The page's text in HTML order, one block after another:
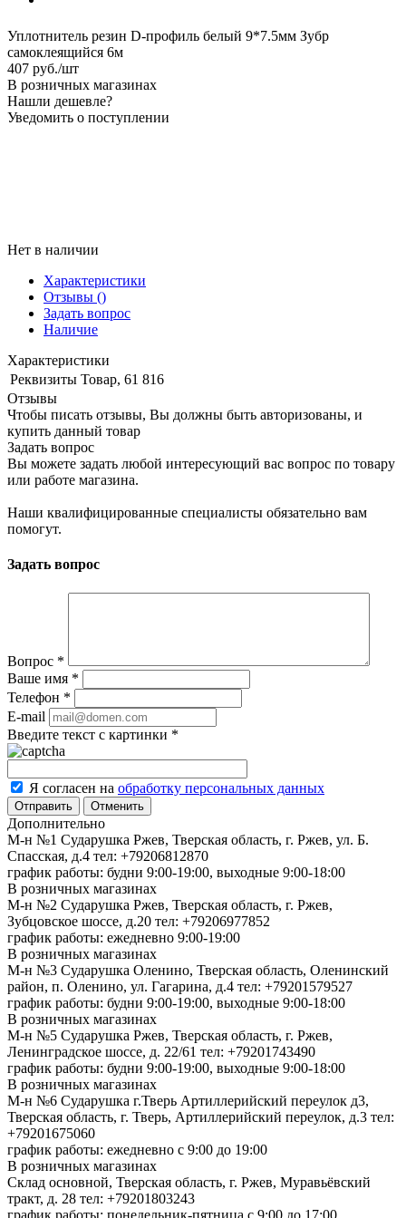
Уплотнитель резин D-профиль белый 9*7.5мм Зубр
самоклеящийся 6м
407 руб./шт
В розничных магазинах
Нашли дешевле?
Уведомить о поступлении
Нет в наличии
Характеристики
Отзывы ()
Задать вопрос
Наличие
Характеристики
Реквизиты Товар, 61 816
Отзывы
Чтобы писать отзывы, Вы должны быть авторизованы, и
купить данный товар
Задать вопрос
Вы можете задать любой интересующий вас вопрос по товару
или работе магазина.
Наши квалифицированные специалисты обязательно вам
помогут.
Задать вопрос
Вопрос *
Ваше имя *
Телефон *
E-mail
Введите текст с картинки *
Я согласен на обработку персональных данных
Отменить
Дополнительно
М-н №1 Сударушка Ржев, Тверская область, г. Ржев, ул. Б.
Спасская, д.4 тел: +79206812870
график работы: будни 9:00-19:00, выходные 9:00-18:00
В розничных магазинах
М-н №2 Cударушка Ржев, Тверская область, г. Ржев,
Зубцовское шоссе, д.20 тел: +79206977852
график работы: ежедневно 9:00-19:00
В розничных магазинах
М-н №3 Сударушка Оленино, Тверская область, Оленинский
район, п. Оленино, ул. Гагарина, д.4 тел: +79201579527
график работы: будни 9:00-19:00, выходные 9:00-18:00
В розничных магазинах
М-н №5 Сударушка Ржев, Тверская область, г. Ржев,
Ленинградское шоссе, д. 22/61 тел: +79201743490
график работы: будни 9:00-19:00, выходные 9:00-18:00
В розничных магазинах
М-н №6 Сударушка г.Тверь Артиллерийский переулок д3,
Тверская область, г. Тверь, Артиллерийский переулок, д.3 тел:
+79201675060
график работы: ежедневно с 9:00 до 19:00
В розничных магазинах
Склад основной, Тверская область, г. Ржев, Муравьёвский
тракт, д. 28 тел: +79201803243
график работы: понедельник-пятница с 9:00 до 17:00